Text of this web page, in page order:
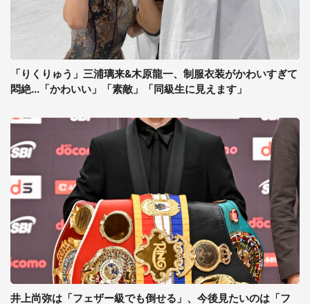
「りくりゅう」三浦璃来&木原龍一、制服衣装がかわいすぎて
悶絶...「かわいい」「素敵」「同級生に見えます」
井上尚弥は「フェザー級でも倒せる」、今後見たいのは「フ